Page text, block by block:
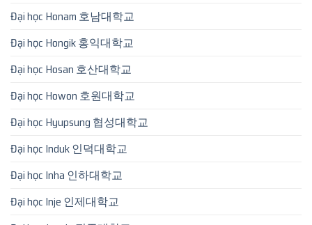
Đại học Honam 호남대학교
Đại học Hongik 홍익대학교
Đại học Hosan 호산대학교
Đại học Howon 호원대학교
Đại học Hyupsung 협성대학교
Đại học Induk 인덕대학교
Đại học Inha 인하대학교
Đại học Inje 인제대학교